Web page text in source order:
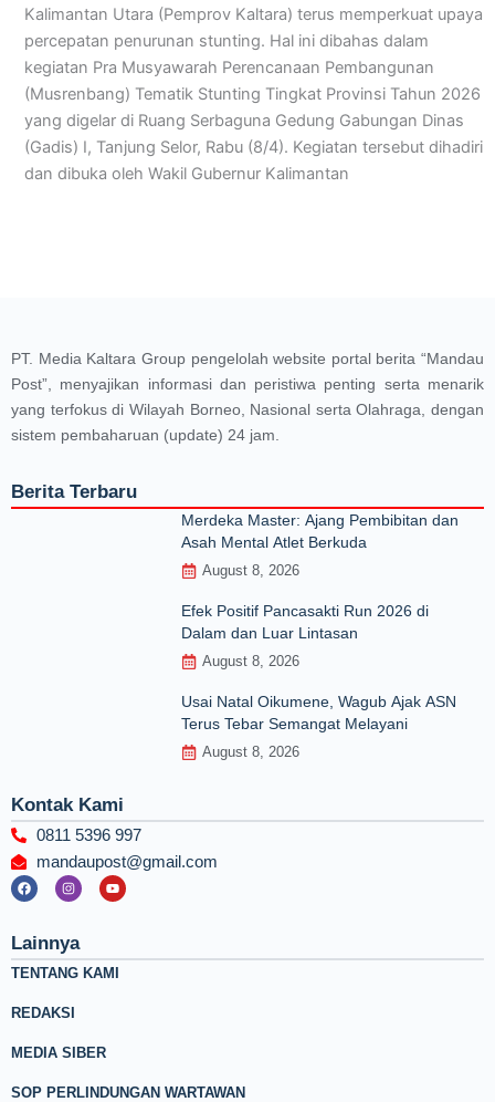
Kalimantan Utara (Pemprov Kaltara) terus memperkuat upaya
percepatan penurunan stunting. Hal ini dibahas dalam
kegiatan Pra Musyawarah Perencanaan Pembangunan
(Musrenbang) Tematik Stunting Tingkat Provinsi Tahun 2026
yang digelar di Ruang Serbaguna Gedung Gabungan Dinas
(Gadis) I, Tanjung Selor, Rabu (8/4). Kegiatan tersebut dihadiri
dan dibuka oleh Wakil Gubernur Kalimantan
PT. Media Kaltara Group pengelolah website portal berita “Mandau
Post”, menyajikan informasi dan peristiwa penting serta menarik
yang terfokus di Wilayah Borneo, Nasional serta Olahraga, dengan
sistem pembaharuan (update) 24 jam.
Berita Terbaru
Merdeka Master: Ajang Pembibitan dan
Asah Mental Atlet Berkuda
August 8, 2026
Efek Positif Pancasakti Run 2026 di
Dalam dan Luar Lintasan
August 8, 2026
Usai Natal Oikumene, Wagub Ajak ASN
Terus Tebar Semangat Melayani
August 8, 2026
Lainnya
TENTANG KAMI
REDAKSI
MEDIA SIBER
SOP PERLINDUNGAN WARTAWAN
Kontak Kami
0811 5396 997
mandaupost@gmail.com
F
a
c
o
o
k
I
n
s
g
r
a
Y
o
u
e